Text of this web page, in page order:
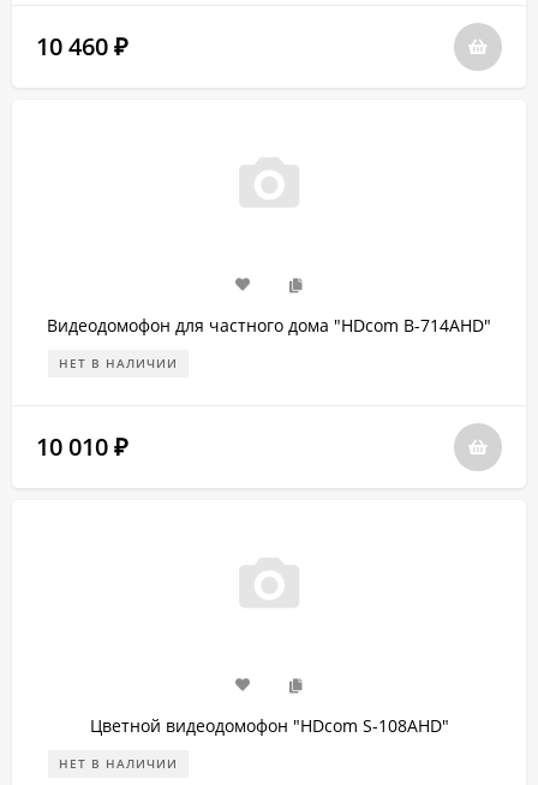
10 460 ₽
Видеодомофон для частного дома "HDcom B-714AHD"
НЕТ В НАЛИЧИИ
10 010 ₽
Цветной видеодомофон "HDcom S-108AHD"
НЕТ В НАЛИЧИИ